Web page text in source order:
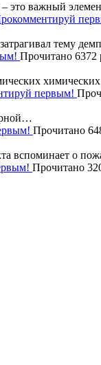
это важный
тему
Прочитано 6372
первым!
Прочитано
вспоминает о
Прочитано